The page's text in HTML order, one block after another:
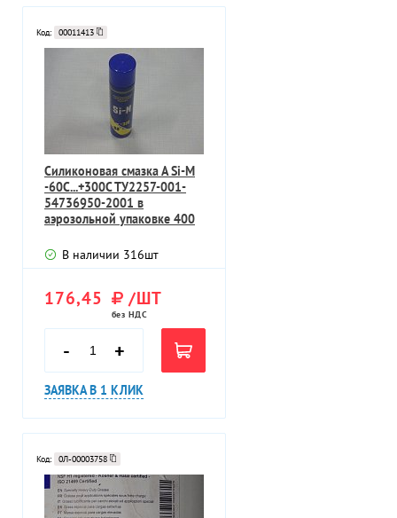
Код: 00011413
Силиконовая смазка А Si-M
-60С...+300С ТУ2257-001-
54736950-2001 в
аэрозольной упаковке 400
В наличии 316шт
176,45 /ШТ
без НДС
- +
ЗАЯВКА В 1 КЛИК
Код: 0Л-00003758